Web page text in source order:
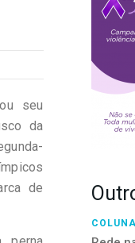
seu
da
de